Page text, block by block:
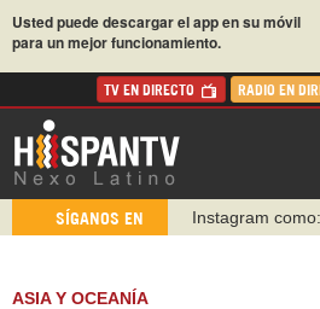
Usted puede descargar el app en su móvil
para un mejor funcionamiento.
TV EN DIRECTO RADIO EN
SÍGANOS EN
Instagram
ASIA Y OCEANÍA